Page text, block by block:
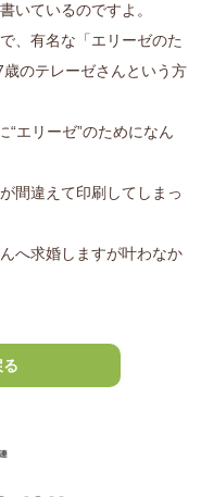
いているのですよ。
、有名な「エリーゼのた
のテレーゼさんという方
“エリーゼ”のためになん
間違えて印刷してしまっ
へ求婚しますが叶わなか